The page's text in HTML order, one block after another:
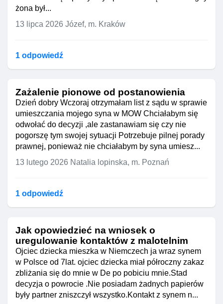
żona był...
13 lipca 2026 Józef, m. Kraków
1 odpowiedź
Zażalenie pionowe od postanowienia
Dzień dobry Wczoraj otrzymałam list z sądu w sprawie
umieszczania mojego syna w MOW Chciałabym się
odwołać do decyzji ,ale zastanawiam się czy nie
pogorszę tym swojej sytuacji Potrzebuje pilnej porady
prawnej, ponieważ nie chciałabym by syna umiesz...
13 lutego 2026 Natalia lopinska, m. Poznań
1 odpowiedź
Jak opowiedzieć na wniosek o
uregulowanie kontaktów z malotelnim
Ojciec dziecka mieszka w Niemczech ja wraz synem
w Polsce od 7lat. ojciec dziecka miał półroczny zakaz
zbliżania się do mnie w De po pobiciu mnie.Stad
decyzja o powrocie .Nie posiadam żadnych papierów
były partner zniszczył wszystko.Kontakt z synem n...